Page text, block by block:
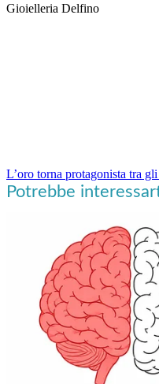
Gioielleria Delfino
L’oro torna protagonista tra